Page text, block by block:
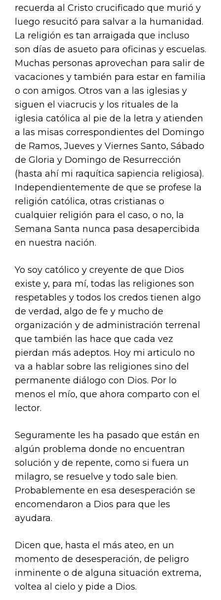
recuerda al Cristo crucificado que murió y
luego resucitó para salvar a la humanidad.
La religión es tan arraigada que incluso
son días de asueto para oficinas y escuelas.
Muchas personas aprovechan para salir de
vacaciones y también para estar en familia
o con amigos. Otros van a las iglesias y
siguen el viacrucis y los rituales de la
iglesia católica al pie de la letra y atienden
a las misas correspondientes del Domingo
de Ramos, Jueves y Viernes Santo, Sábado
de Gloria y Domingo de Resurrección
(hasta ahí mi raquítica sapiencia religiosa).
Independientemente de que se profese la
religión católica, otras cristianas o
cualquier religión para el caso, o no, la
Semana Santa nunca pasa desapercibida
en nuestra nación.
Yo soy católico y creyente de que Dios
existe y, para mí, todas las religiones son
respetables y todos los credos tienen algo
de verdad, algo de fe y mucho de
organización y de administración terrenal
que también las hace que cada vez
pierdan más adeptos. Hoy mi articulo no
va a hablar sobre las religiones sino del
permanente diálogo con Dios. Por lo
menos el mío, que ahora comparto con el
lector.
Seguramente les ha pasado que están en
algún problema donde no encuentran
solución y de repente, como si fuera un
milagro, se resuelve y todo sale bien.
Probablemente en esa desesperación se
encomendaron a Dios para que les
ayudara.
Dicen que, hasta el más ateo, en un
momento de desesperación, de peligro
inminente o de alguna situación extrema,
voltea al cielo y pide a Dios.